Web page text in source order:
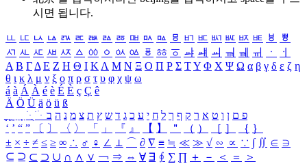
시면 됩니다.
ㅥ ㅦ ㅧ ㅨ ㅩ ㅪ ㅫ ㅬ ㅭ ㅮ ㅯ ㅰ ㅱ ㅲ ㅳ ㅴ ㅵ ㅶ ㅷ ㅸ
ㅹ
ㅺ ㅻ ㅼ ㅽ ㅾ ㅿ ㆀ ㆁ ㆂ ㆃ ㆄ ㆅ ㆆ ㆇ ㆈ ㆉ ㆊ ㆋ ㆌ ㆍ
ㆎ
Α Β ΓΔ Ε Ζ Η Θ Ι ΚΛ Μ Ν Ξ Ο Π Ρ Σ ΤΥ Φ Χ Ψ Ω α β γ δ ε ζ η
θ ι κ λ μ ν ξ ο π ρ σ τ υ φ χ ψ ω
á à Á À é è É È ç Ç ê
Ä Ö Ü ä ö ü ß
ִֶֹ ֻּ ׁׂ פ ם ן ו ט א ר ק ף ך ל ח י ע כ ג ד ש ץ ת צ מ נ ה ב
‘ ’ “ ” 〔 〕 〈 〉 「 」 『 』 【 】 ＂ （ ） ［ ］ ｛ ｝
± × ÷ ≠ ≤ ≥ ∞ ∴ ♂ ♀ ∠ ⊥ ⌒ ∂ ∇ ≡ ≒ ≪ ≫ √ ∽ ∝ ∵ ∫ ∬ ∈ ∋
⊆ ⊇ ⊂ ⊃ ∪ ∩ ∧ ∨ ￢ ⇒ ⇔ ∀ ∃ ∮ ∑ ∏ ＋ － ＜ ＝
＞